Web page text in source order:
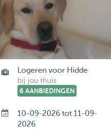
Logeren voor Hidde
bij jou thuis
6 AANBIEDINGEN
10-09-2026 tot 11-09-
2026